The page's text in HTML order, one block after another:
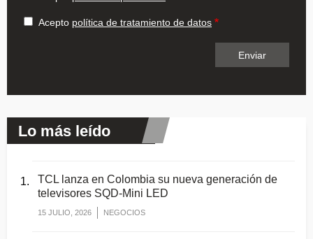
Acepto política de tratamiento de datos
Lo más leído
TCL lanza en Colombia su nueva generación de
televisores SQD-Mini LED
15 JULIO, 2026 NEGOCIOS